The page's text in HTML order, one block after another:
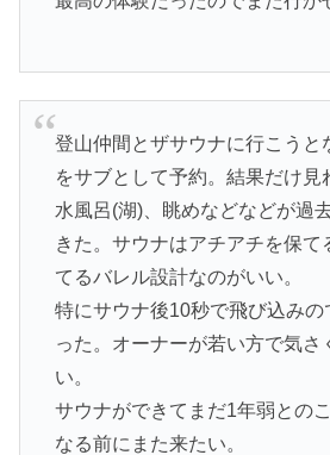
登山仲間とザサウナに行こうと
をサブとして予約。結果だけ見
水風呂(湖)、眺めなどなどが過
きた。サウナはアチアチを保て
てるバレル設計なのがいい。
特にサウナ後10秒で飛び込みの
った。オーナーが若い方で気さ
い。
サウナができてまだ1年弱との
なる前にまた来たい。